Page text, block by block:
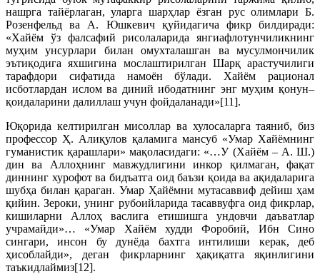
нашрга тайёрлаган, уларга шарҳлар ёзган рус олимлари Б.
Розенфельд ва А. Юшкевич қуйидагича фикр билдиради:
«Хайём ўз фалсафий рисолаларида янгиафлотунчиликнинг
муҳим унсурлари билан омухталашган ва мусулмончилик
эътиқодига яхшигина мослаштирилган Шарқ арастучилиги
тарафдори сифатида намоён бўлади. Хайём рационал
исботлардан ислом ва диний ибодатнинг энг муҳим қонун–
қоидаларини далиллаш учун фойдаланади»[11].
Юқорида келтирилган мисоллар ва хулосаларга таяниб, биз
профессор Ҳ. Алиқулов қаламига мансуб «Умар Хайёмнинг
гуманистик қарашлари» мақоласидаги: «…У (Хайём – А. Ш.)
дин ва Аллоҳнинг мавжудлигини инкор қилмаган, фақат
диннинг хурофот ва бидъатга оид баъзи қоида ва ақидаларига
шубҳа билан қараган. Умар Ҳайёмни мутасаввиф дейиш ҳам
қийин. Зероки, унинг рубоийларида тасаввуфга оид фикрлар,
кишиларни Аллоҳ васлига етишишга ундовчи даъватлар
учрамайди»… «Умар Хайём худди Форобий, Ибн Сино
сингари, инсон бу дунёда бахтга интилиши керак, деб
ҳисоблайди», деган фикрларнинг ҳақиқатга яқинлигини
таъкидлаймиз[12].